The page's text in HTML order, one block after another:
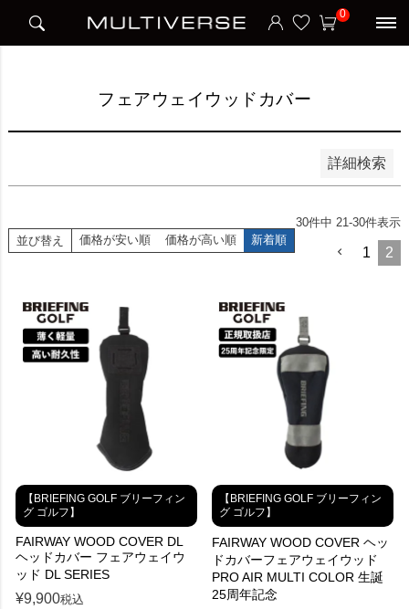
0
フェアウェイウッドカバー
詳細検索
並び順
新着順
並び替え 価格が安い順 価格が高い順 新着順
30件中 21-30件表示
1 2
【BRIEFING GOLF ブリーフィン
グ ゴルフ】
FAIRWAY WOOD COVER DL
ヘッドカバー フェアウェイウ
ッド DL SERIES
¥9,900税込
【BRIEFING GOLF ブリーフィン
グ ゴルフ】
FAIRWAY WOOD COVER ヘッ
ドカバーフェアウェイウッド
PRO AIR MULTI COLOR 生誕
25周年記念